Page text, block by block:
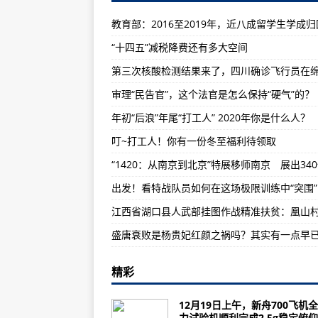
持续看好中国市场 外资成重要增量
中国常驻联合国副代表呼吁巴以重
日本航空将空姐派往神社当巫女……
法国称头号通缉犯被爆藏匿在香港
专访：嫦娥五号携月球样本返回地
韩国泡面出口疫情期间增近三成
比利时禁止英国出发的列车入境
告诉世界一个真实的新疆——新疆
马来西亚总理说中国在维护国际贸
韩国首都圈将禁止5人及以上聚会
夏威夷一火山喷发引起轻微地震 浓
教育部：2016至2019年，近八成留学生学成归
“十四五”减税降费还有多大空间
审理“民告官”，这个法官是怎么保持“硬气”的？
年初“后浪”年尾“打工人” 2020年你是什么人？
叮~打工人！你有一份冬至福利待领取
出发！看特战队员如何在这场极限训练中“突围”
精彩
12月19日上午，新舟700飞机